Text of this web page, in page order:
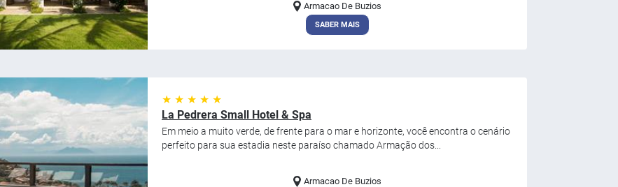
Armacao De Buzios
SABER MAIS
★ ★ ★ ★ ★
La Pedrera Small Hotel & Spa
Em meio a muito verde, de frente para o mar e horizonte, você encontra o cenário
perfeito para sua estadia neste paraíso chamado Armação dos...
Armacao De Buzios